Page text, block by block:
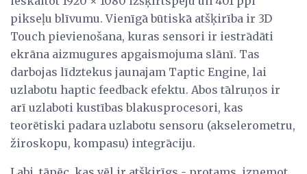
pikseļu blīvumu. Vienīgā būtiskā atšķirība ir 3D
Touch pievienošana, kuras sensori ir iestrādāti
ekrāna aizmugures apgaismojuma slānī. Tas
darbojas līdztekus jaunajam Taptic Engine, lai
uzlabotu haptic feedback efektu. Abos tālruņos ir
arī uzlaboti kustības blakusprocesori, kas
teorētiski padara uzlabotu sensoru (akselerometru,
žiroskopu, kompasu) integrāciju.